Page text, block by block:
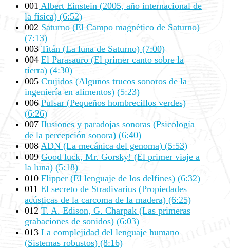
001 Albert Einstein (2005, año internacional de
la física) (6:52)
002 Saturno (El Campo magnético de Saturno)
(7:13)
003 Titán (La luna de Saturno) (7:00)
004 El Parasauro (El primer canto sobre la
tierra) (4:30)
005 Crujidos (Algunos trucos sonoros de la
ingeniería en alimentos) (5:23)
006 Pulsar (Pequeños hombrecillos verdes)
(6:26)
007 Ilusiones y paradojas sonoras (Psicología
de la percepción sonora) (6:40)
008 ADN (La mecánica del genoma) (5:53)
009 Good luck, Mr. Gorsky! (El primer viaje a
la luna) (5:18)
010 Flipper (El lenguaje de los delfines) (6:32)
011 El secreto de Stradivarius (Propiedades
acústicas de la carcoma de la madera) (6:25)
012 T. A. Edison, G. Charpak (Las primeras
grabaciones de sonidos) (6:03)
013 La complejidad del lenguaje humano
(Sistemas robustos) (8:16)